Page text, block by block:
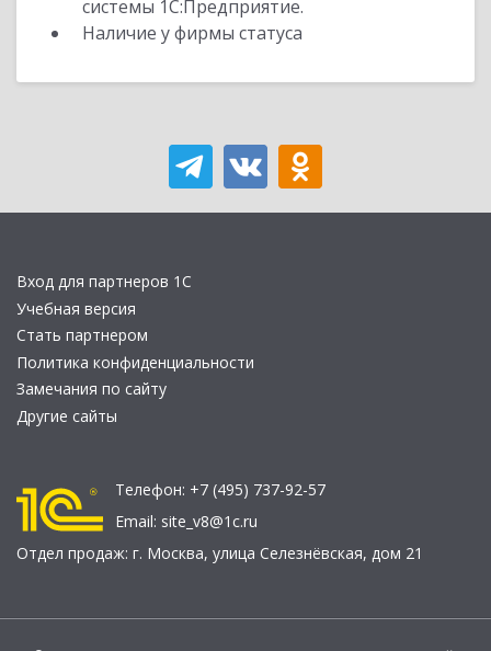
системы 1С:Предприятие.
Наличие у фирмы статуса
Вход для партнеров 1С
Учебная версия
Стать партнером
Политика конфиденциальности
Замечания по сайту
Другие сайты
Телефон: +7 (495) 737-92-57
Email: site_v8@1c.ru
Отдел продаж: г. Москва, улица Селезнёвская, дом 21